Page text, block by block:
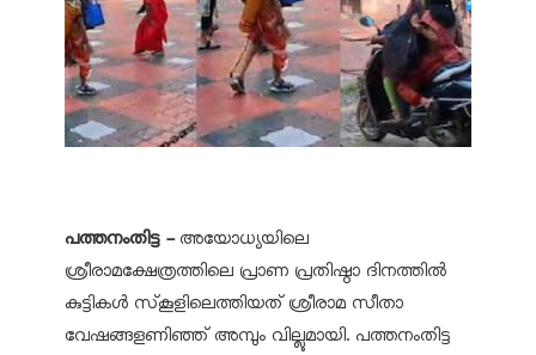
പത്തനംതിട്ട -അയോധ്യയിലെ
ശ്രീരാമക്ഷേത്രത്തിലെ പ്രാണ പ്രതിഷ്ഠാ ദിനത്തിൽ
കുട്ടികൾ സ്‌കൂളിലെത്തിയത് ശ്രീരാമ സീതാ
വേഷങ്ങളണിഞ്ഞ് അമ്പും വില്ലുമായി. പത്തനംതിട്ട